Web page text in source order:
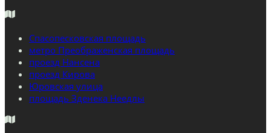
Спасопесковская площадь
метро Преображенская площадь
проезд Нансена
проезд Кирова
Юровская улица
площадь Зденека Неедлы